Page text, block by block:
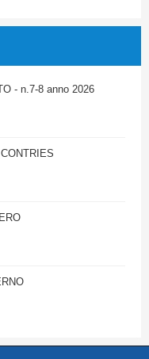
- n.7-8 anno 2026